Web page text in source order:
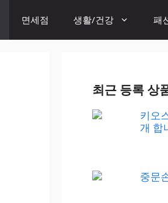
면세점 생활/건강 패
최근 등록 상
키오
개 합
중문